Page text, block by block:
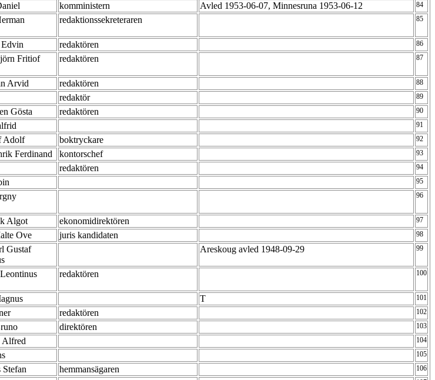
komministern Avled 1953-06-07, Minnesruna 1953-06-12 84
redaktionssekreteraren 85
redaktören 86
Fritiof
redaktören 87
Arvid redaktören 88
redaktör 89
Gösta redaktören 90
91
Adolf boktryckare 92
Ferdinand kontorschef 93
redaktören 94
95
96
Algot ekonomidirektören 97
Ove juris kandidaten 98
Gustaf
Areskoug avled 1948-09-29 99
redaktören 100
T 101
redaktören 102
direktören 103
Alfred 104
105
hemmansägaren 106